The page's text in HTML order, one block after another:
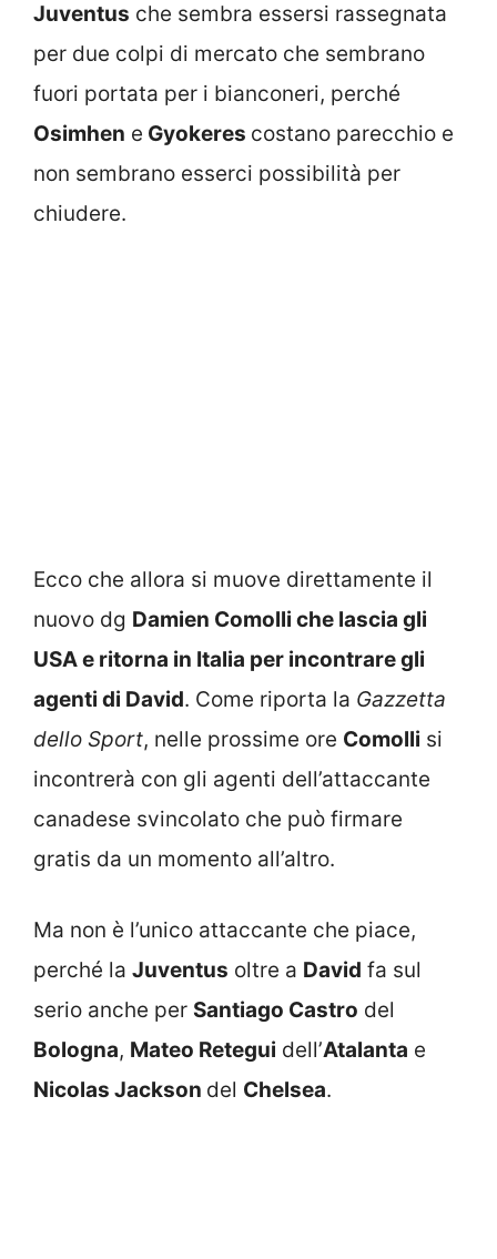
Juventus che sembra essersi rassegnata
per due colpi di mercato che sembrano
fuori portata per i bianconeri, perché
Osimhen e Gyokeres costano parecchio e
non sembrano esserci possibilità per
chiudere.
Ecco che allora si muove direttamente il
nuovo dg Damien Comolli che lascia gli
USA e ritorna in Italia per incontrare gli
agenti di David. Come riporta la Gazzetta
dello Sport, nelle prossime ore Comolli si
incontrerà con gli agenti dell’attaccante
canadese svincolato che può firmare
gratis da un momento all’altro.
Ma non è l’unico attaccante che piace,
perché la Juventus oltre a David fa sul
serio anche per Santiago Castro del
Bologna, Mateo Retegui dell’Atalanta e
Nicolas Jackson del Chelsea.